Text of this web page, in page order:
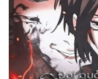
Truyện Nữ
Vô Địch Lưu
Xây Dựng Thế Lực